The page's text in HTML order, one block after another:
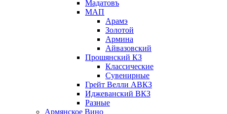
Мадатовъ
МАП
Арамэ
Золотой
Армина
Айвазовский
Прошянский КЗ
Классические
Сувенирные
Грейт Велли АВКЗ
Иджеванский ВКЗ
Разные
Армянское Вино